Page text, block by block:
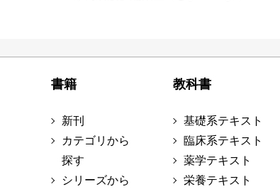
書籍
新刊
カテゴリから
探す
シリーズから
教科書
基礎系テキスト
臨床系テキスト
薬学テキスト
栄養テキスト